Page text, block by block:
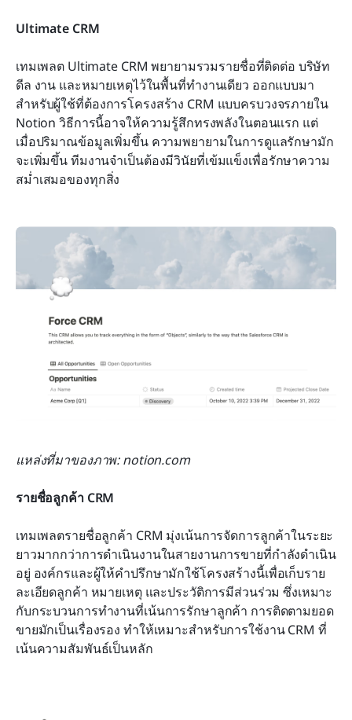
Ultimate CRM
เทมเพลต Ultimate CRM พยายามรวมรายชื่อที่ติดต่อ บริษัท
ดีล งาน และหมายเหตุไว้ในพื้นที่ทำงานเดียว ออกแบบมา
สำหรับผู้ใช้ที่ต้องการโครงสร้าง CRM แบบครบวงจรภายใน
Notion วิธีการนี้อาจให้ความรู้สึกทรงพลังในตอนแรก แต่
เมื่อปริมาณข้อมูลเพิ่มขึ้น ความพยายามในการดูแลรักษามัก
จะเพิ่มขึ้น ทีมงานจำเป็นต้องมีวินัยที่เข้มแข็งเพื่อรักษาความ
สม่ำเสมอของทุกสิ่ง
แหล่งที่มาของภาพ: notion.com
รายชื่อลูกค้า CRM
เทมเพลตรายชื่อลูกค้า CRM มุ่งเน้นการจัดการลูกค้าในระยะ
ยาวมากกว่าการดำเนินงานในสายงานการขายที่กำลังดำเนิน
อยู่ องค์กรและผู้ให้คำปรึกษามักใช้โครงสร้างนี้เพื่อเก็บราย
ละเอียดลูกค้า หมายเหตุ และประวัติการมีส่วนร่วม ซึ่งเหมาะ
กับกระบวนการทำงานที่เน้นการรักษาลูกค้า การติดตามยอด
ขายมักเป็นเรื่องรอง ทำให้เหมาะสำหรับการใช้งาน CRM ที่
เน้นความสัมพันธ์เป็นหลัก